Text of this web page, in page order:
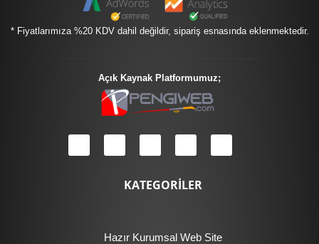
* Fiyatlarımıza %20 KDV dahil değildir, sipariş esnasında eklenmektedir.
Açık Kaynak Platformumuz;
KATEGORİLER
Hazır Kurumsal Web Site